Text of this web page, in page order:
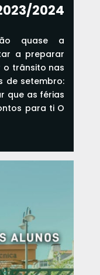
2024
quase a
a preparar
o trânsito nas
de setembro:
que as férias
para ti O